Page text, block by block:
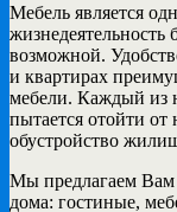
Мебель является
жизнедеятельность
возможной.
и квартирах
мебели. Каждый из
пытается отойти
обустройство
Мы предлагаем Вам
дома: гостиные,